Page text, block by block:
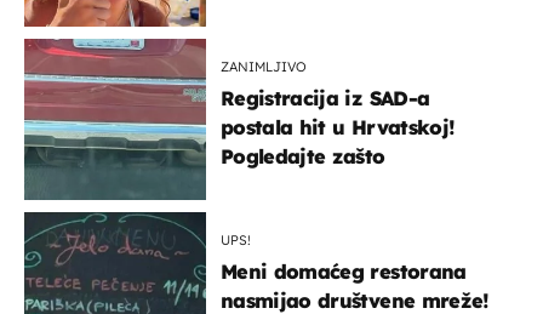
ZANIMLJIVO
Registracija iz SAD-a
postala hit u Hrvatskoj!
Pogledajte zašto
UPS!
Meni domaćeg restorana
nasmijao društvene mreže!